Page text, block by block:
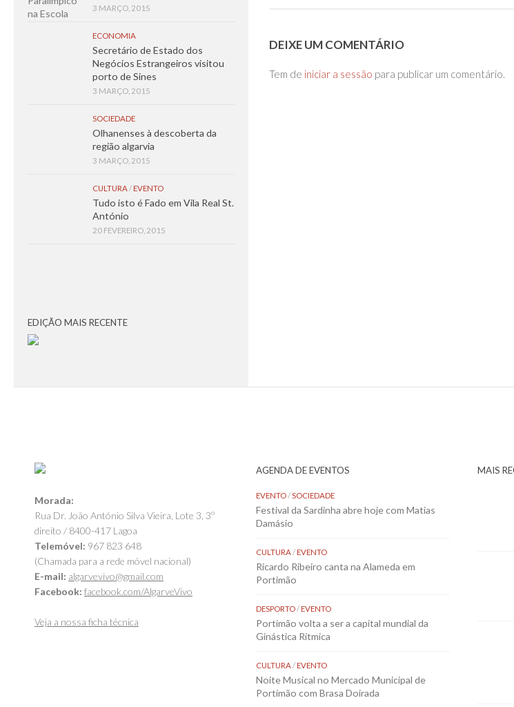
DEIXE UM COMENTÁRIO
Tem de iniciar a sessão para publicar um comentário.
3 MARÇO, 2015
ECONOMIA
Secretário de Estado dos
Negócios Estrangeiros visitou
porto de Sines
3 MARÇO, 2015
SOCIEDADE
Olhanenses à descoberta da
região algarvia
3 MARÇO, 2015
CULTURA/ EVENTO
Tudo isto é Fado em Vila Real St.
António
20 FEVEREIRO, 2015
EDIÇÃO MAIS RECENTE
Morada:
Rua Dr. João António Silva Vieira, Lote 3, 3º
direito / 8400-417 Lagoa
Telemóvel: 967 823 648
(Chamada para a rede móvel nacional)
E-mail: algarvevivo@gmail.com
Facebook: facebook.com/AlgarveVivo
Veja a nossa ficha técnica
AGENDA DE EVENTOS
EVENTO/SOCIEDADE
Festival da Sardinha abre hoje com Matias
Damásio
CULTURA/EVENTO
Ricardo Ribeiro canta na Alameda em
Portimão
DESPORTO/EVENTO
Portimão volta a ser a capital mundial da
Ginástica Rítmica
CULTURA/EVENTO
Noite Musical no Mercado Municipal de
Portimão com Brasa Doirada
MAIS